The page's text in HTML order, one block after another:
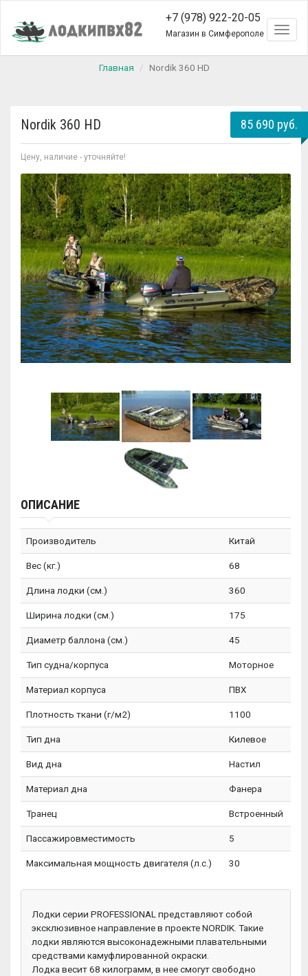
+7 (978) 922-20-05
Магазин в Симферополе
Главная Nordik 360 HD
Nordik 360 HD
Цену, наличие - уточняйте!
85 690 руб.
ОПИСАНИЕ
Производитель Китай
Вес (кг.) 68
Длина лодки (см.) 360
Ширина лодки (см.) 175
Диаметр баллона (см.) 45
Тип судна/корпуса Моторное
Материал корпуса ПВХ
Плотность ткани (г/м2) 1100
Тип дна Килевое
Вид дна Настил
Материал дна Фанера
Транец Встроенный
Пассажировместимость 5
Максимальная мощность двигателя (л.с.) 30
Лодки серии PROFESSIONAL представляют собой
эксклюзивное направление в проекте NORDIK. Такие
лодки являются высоконадежными плавательными
средствами камуфлированной окраски.
Лодка весит 68 килограмм, в нее смогут свободно